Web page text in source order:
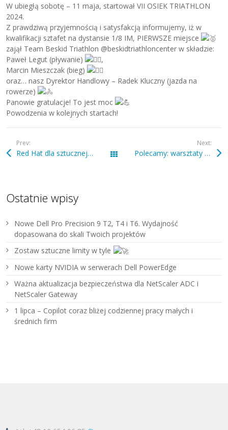
W ubiegłą sobotę – 11 maja, startował VII OSIEK TRIATHLON
2024.
Z prawdziwą przyjemnością i satysfakcją informujemy, iż w
kwalifikacji sztafet na dystansie 1/8 IM, PIERWSZE miejsce
zajął Team Beskid Triathlon @beskidtriathloncenter w składzie:
Paweł Legut (pływanie)
,
Marcin Mieszczak (bieg)
oraz… nasz Dyrektor Handlowy – Radek Kluczny (jazda na
rowerze)
Panowie gratulacje! To jest moc
Powodzenia w kolejnych startach!
Prev:
Red Hat dla sztucznej inteligencji Wszystkie wpisy
Next:
Polecamy: warsztaty vProtect – 6 czerwca, Warszawa (Dell Technologies)
Ostatnie wpisy
Nowe Dell Pro Precision 9 T2, T4 i T6. Wydajność
dopasowana do skali Twoich projektów
Zostaw sztuczne limity w tyle
Nowe karty NVIDIA w serwerach Dell PowerEdge
Ważna aktualizacja bezpieczeństwa dla NetScaler ADC i
NetScaler Gateway
1 lipca – Copilot coraz bliżej codziennej pracy małych i
średnich firm